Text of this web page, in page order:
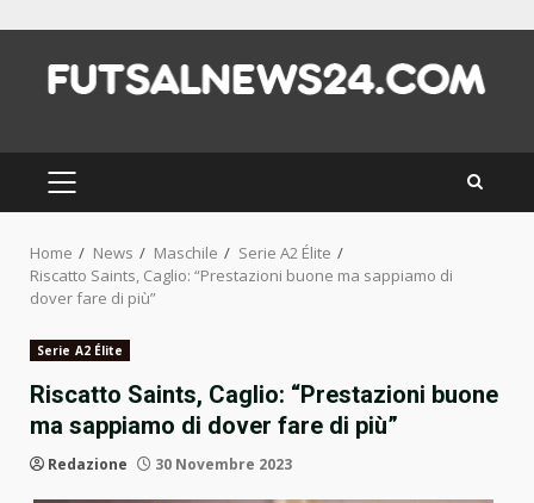
content
PRIMARY
MENU
Home News Maschile
Serie A2 Élite
Riscatto Saints, Caglio: “Prestazioni buone ma sappiamo di
dover fare di più”
Serie A2 Élite
Riscatto Saints, Caglio: “Prestazioni buone
ma sappiamo di dover fare di più”
Redazione 30 Novembre 2023